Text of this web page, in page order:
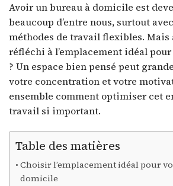
Avoir un bureau à domicile est
beaucoup d’entre nous, surtout
méthodes de travail flexibles. Mais
réfléchi à l’emplacement idéal
? Un espace bien pensé peut
votre concentration et votre
ensemble comment optimiser cet
travail si important.
Table des matières
Choisir l’emplacement idéal pour
domicile